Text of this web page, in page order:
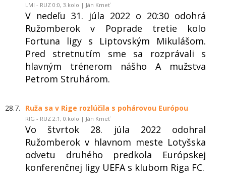
LMI - RUZ 0:0, 3.kolo | Ján Kmeť
V nedeľu 31. júla 2022 o 20:30 odohrá
Ružomberok v Poprade tretie kolo
Fortuna ligy s Liptovským Mikulášom.
Pred stretnutím sme sa rozprávali s
hlavným trénerom nášho A mužstva
Petrom Struhárom.
28.7. Ruža sa v Rige rozlúčila s pohárovou Európou
RIG - RUZ 2:1, 0.kolo | Ján Kmeť
Vo štvrtok 28. júla 2022 odohral
Ružomberok v hlavnom meste Lotyšska
odvetu druhého predkola Európskej
konferenčnej ligy UEFA s klubom Riga FC.